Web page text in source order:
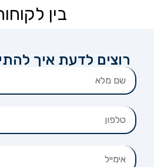
בין
רוצים לדעת איך